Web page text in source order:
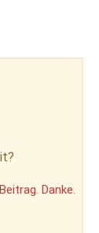
Danke.